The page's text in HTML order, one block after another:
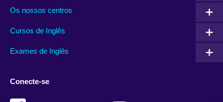
Os nossos centros
Cursos de Inglês
Exames de Inglês
Conecte-se